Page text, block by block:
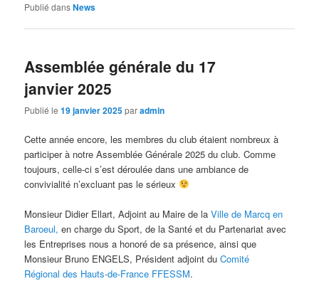
Publié dansNews
Assemblée générale du 17
janvier 2025
Publié le19 janvier 2025paradmin
Cette année encore, les membres du club étaient nombreux à
participer à notre Assemblée Générale 2025 du club. Comme
toujours, celle-ci s’est déroulée dans une ambiance de
convivialité n’excluant pas le sérieux
Monsieur Didier Ellart, Adjoint au Maire de laVille de Marcq en
Baroeul, en charge du Sport, de la Santé et du Partenariat avec
les Entreprises nous a honoré de sa présence, ainsi que
Monsieur Bruno ENGELS, Président adjoint duComité
Régional des Hauts-de-France FFESSM.